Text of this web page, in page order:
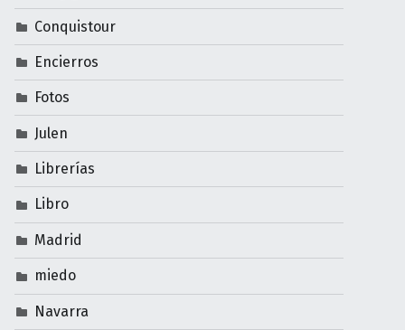
Conquistour
Encierros
Fotos
Julen
Librerías
Libro
Madrid
miedo
Navarra